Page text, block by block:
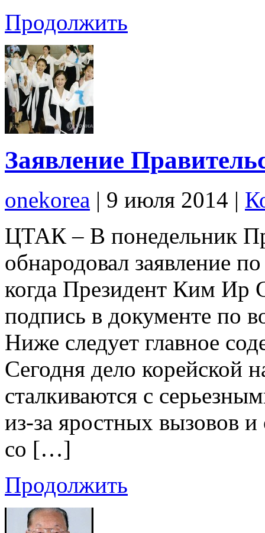
Продолжить
Заявление
onekorea | 9 июля 2014 |
ЦТАК – В понедельник
обнародовал заявление
когда Президент Ким Ир
подпись в документе по
Ниже следует главное
Сегодня дело корейской
сталкиваются с
из-за яростных вызовов
со […]
Продолжить